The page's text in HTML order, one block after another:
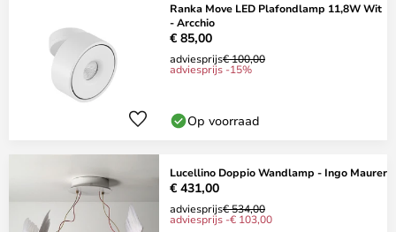
Ranka Move LED Plafondlamp 11,8W Wit
- Arcchio
€ 85,00
adviesprijs€ 100,00
adviesprijs -15%
Op voorraad
Lucellino Doppio Wandlamp - Ingo Maurer
€ 431,00
adviesprijs€ 534,00
adviesprijs -€ 103,00